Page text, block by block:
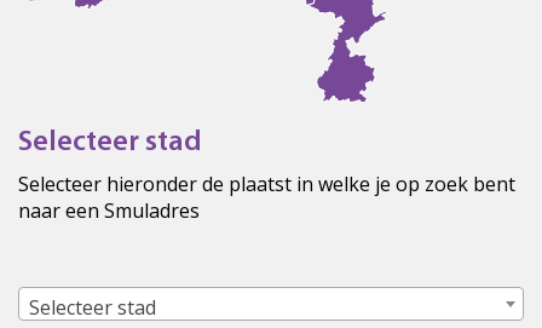
Selecteer stad
Selecteer hieronder de plaatst in welke je op zoek bent
naar een Smuladres
Selecteer stad